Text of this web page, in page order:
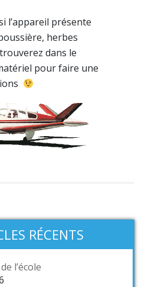
l’appareil présente
herbes
dans le
pour faire une
RÉCENTS
l’école